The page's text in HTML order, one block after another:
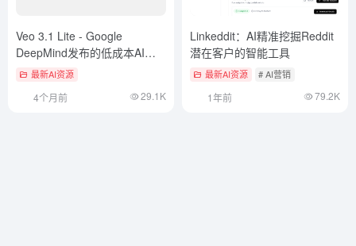
Veo 3.1 Lite - Google
DeepMind发布的低成本AI视
频生成模型
最新AI资源
4个月前 29.1K
Linkeddit：AI精准挖掘Reddit
潜在客户的智能工具
最新AI资源 # AI营销
1年前 79.2K